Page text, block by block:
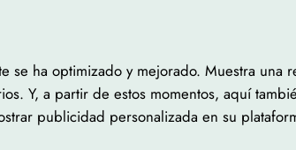
se ha optimizado y mejorado. Muestra una
Y, a partir de estos momentos, aquí
publicidad personalizada en su